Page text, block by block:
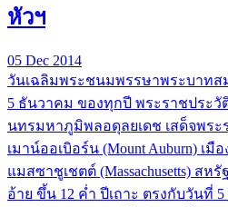
หัวฯ
05 Dec 2014
วันเฉลิมพระชนมพรรษาพระบาทส
5 ธันวาคม ของทุกปี พระราชประวั
นทรมหาภูมิพลอดุลยเดช เสด็จพร
เมาน์ออเบิอร์น (Mount Auburn) เมื
แมสซาชูเชตต์ (Massachusetts) สห
อ้าย ขึ้น 12 ค่ำ ปีเถาะ ตรงกับวันที่